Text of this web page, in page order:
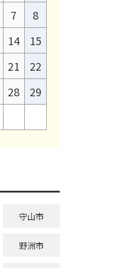
7
8
14
15
21
22
28
29
守山市
野洲市